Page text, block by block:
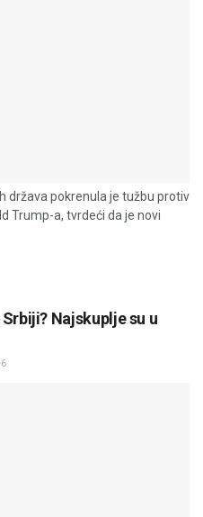
država pokrenula je tužbu protiv
Trump-a, tvrdeći da je novi
Najskuplje su u